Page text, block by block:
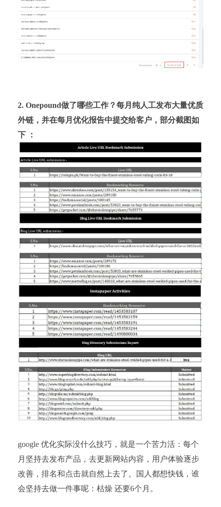
2. Onepound做了哪些工作？每月纯人工发布大量优质
外链，并在每月优化报告中提交给客户，部分截图如
下 ：
google 优化实际没什么技巧，就是一个苦力活：每个
月坚持去发布产品，去更新网站内容，用户体验逐步
改善，排名和点击就自然上去了。国人都想快钱，谁
会坚持去做一件事呢：枯燥 还要6个月。